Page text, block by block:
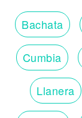
Bachata
Cumbia
Llanera